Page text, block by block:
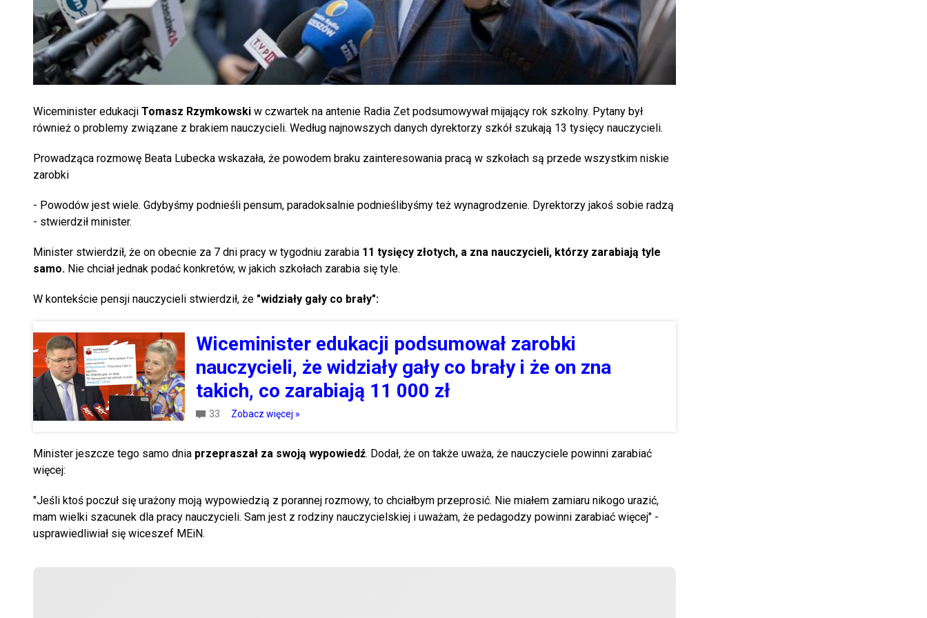
Wiceminister edukacji Tomasz Rzymkowski w czwartek na antenie Radia Zet podsumowywał mijający rok szkolny. Pytany był
również o problemy związane z brakiem nauczycieli. Według najnowszych danych dyrektorzy szkół szukają 13 tysięcy nauczycieli.
Prowadząca rozmowę Beata Lubecka wskazała, że powodem braku zainteresowania pracą w szkołach są przede wszystkim niskie
zarobki
- Powodów jest wiele. Gdybyśmy podnieśli pensum, paradoksalnie podnieślibyśmy też wynagrodzenie. Dyrektorzy jakoś sobie radzą
- stwierdził minister.
Minister stwierdził, że on obecnie za 7 dni pracy w tygodniu zarabia 11 tysięcy złotych, a zna nauczycieli, którzy zarabiają tyle
samo. Nie chciał jednak podać konkretów, w jakich szkołach zarabia się tyle.
W kontekście pensji nauczycieli stwierdził, że "widziały gały co brały":
Wiceminister edukacji podsumował zarobki
nauczycieli, że widziały gały co brały i że on zna
takich, co zarabiają 11 000 zł
33 Zobacz więcej »
Minister jeszcze tego samo dnia przepraszał za swoją wypowiedź. Dodał, że on także uważa, że nauczyciele powinni zarabiać
więcej:
"Jeśli ktoś poczuł się urażony moją wypowiedzią z porannej rozmowy, to chciałbym przeprosić. Nie miałem zamiaru nikogo urazić,
mam wielki szacunek dla pracy nauczycieli. Sam jest z rodziny nauczycielskiej i uważam, że pedagodzy powinni zarabiać więcej" -
usprawiedliwiał się wiceszef MEiN.